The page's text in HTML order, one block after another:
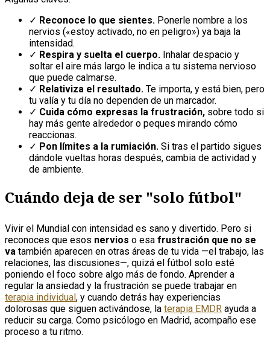
✓ Reconoce lo que sientes. Ponerle nombre a los
nervios («estoy activado, no en peligro») ya baja la
intensidad.
✓ Respira y suelta el cuerpo. Inhalar despacio y
soltar el aire más largo le indica a tu sistema nervioso
que puede calmarse.
✓ Relativiza el resultado. Te importa, y está bien, pero
tu valía y tu día no dependen de un marcador.
✓ Cuida cómo expresas la frustración, sobre todo si
hay más gente alrededor o peques mirando cómo
reaccionas.
✓ Pon límites a la rumiación. Si tras el partido sigues
dándole vueltas horas después, cambia de actividad y
de ambiente.
Cuándo deja de ser "solo fútbol"
Vivir el Mundial con intensidad es sano y divertido. Pero si
reconoces que esos nervios o esa frustración que no se
va también aparecen en otras áreas de tu vida —el trabajo, las
relaciones, las discusiones—, quizá el fútbol solo esté
poniendo el foco sobre algo más de fondo. Aprender a
regular la ansiedad y la frustración se puede trabajar en
terapia individual, y cuando detrás hay experiencias
dolorosas que siguen activándose, la terapia EMDR ayuda a
reducir su carga. Como psicólogo en Madrid, acompaño ese
proceso a tu ritmo.